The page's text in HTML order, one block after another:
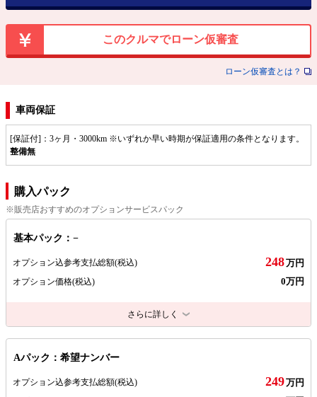
このクルマでローン仮審査
ローン仮審査とは？
車両保証
[保証付]：3ヶ月・3000km ※いずれか早い時期が保証適用の条件となります。
整備無
購入パック
※販売店おすすめのオプションサービスパック
基本パック：−
オプション込参考支払総額(税込) 248万円
オプション価格(税込) 0万円
さらに詳しく
Aパック：希望ナンバー
オプション込参考支払総額(税込) 249万円